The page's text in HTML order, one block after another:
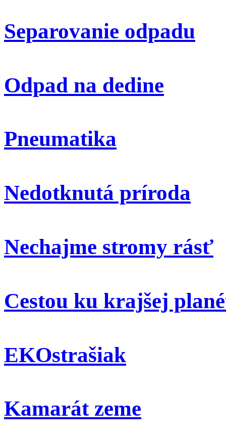
Separovanie odpadu
Odpad na dedine
Pneumatika
Nedotknutá príroda
Nechajme stromy rásť
Cestou ku krajšej
EKOstrašiak
Kamarát zeme